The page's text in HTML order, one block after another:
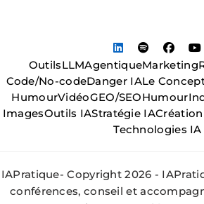
OutilsLLMAgentiqueMarketing
Code/No-codeDanger IALe
HumourVidéoGEO/SEOHumour
ImagesOutils IAStratégie IA
Technologies IA
IAPratique- Copyright 2026 -
conférences, conseil et